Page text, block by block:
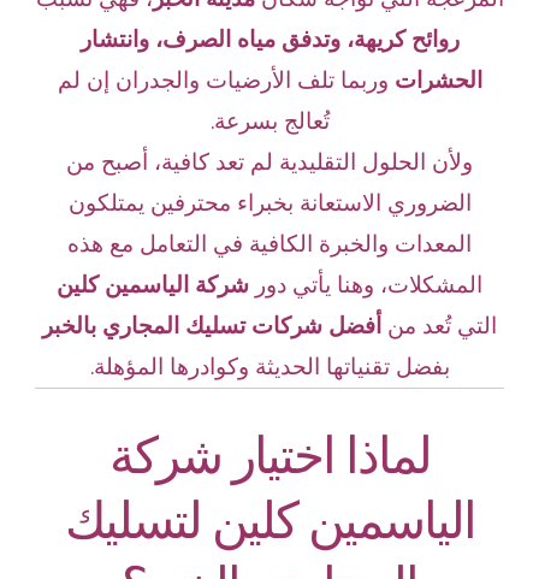
روائح كريهة، وتدفق مياه الصرف، وانتشار
الحشرات وربما تلف الأرضيات والجدران إن لم
تُعالج بسرعة.
ولأن الحلول التقليدية لم تعد كافية، أصبح من
الضروري الاستعانة بخبراء محترفين يمتلكون
المعدات والخبرة الكافية في التعامل مع هذه
المشكلات، وهنا يأتي دور شركة الياسمين كلين
التي تُعد من أفضل شركات تسليك المجاري بالخبر
بفضل تقنياتها الحديثة وكوادرها المؤهلة.
لماذا اختيار شركة
الياسمين كلين لتسليك